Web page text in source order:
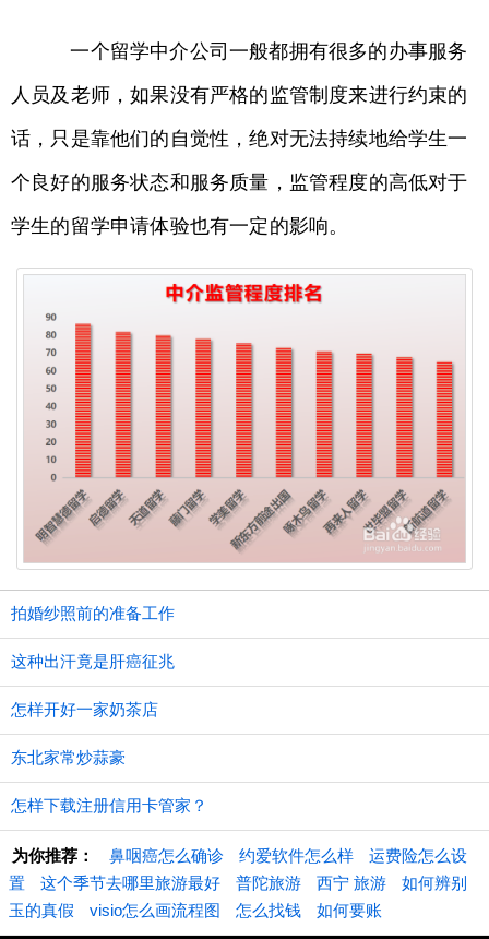
一个留学中介公司一般都拥有很多的办事服务
人员及老师，如果没有严格的监管制度来进行约束的
话，只是靠他们的自觉性，绝对无法持续地给学生一
个良好的服务状态和服务质量，监管程度的高低对于
学生的留学申请体验也有一定的影响。
拍婚纱照前的准备工作
这种出汗竟是肝癌征兆
怎样开好一家奶茶店
东北家常炒蒜豪
怎样下载注册信用卡管家？
为你推荐： 鼻咽癌怎么确诊 约爱软件怎么样
运费险怎么设
置
这个季节去哪里旅游最好 普陀旅游 西宁 旅游
如何辨别
玉的真假
visio怎么画流程图 怎么找钱 如何要账